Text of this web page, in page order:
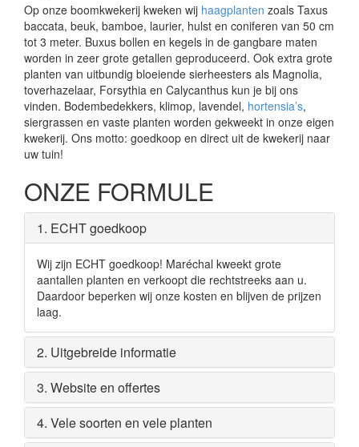
Op onze boomkwekerij kweken wij haagplanten zoals Taxus
baccata, beuk, bamboe, laurier, hulst en coniferen van 50 cm
tot 3 meter. Buxus bollen en kegels in de gangbare maten
worden in zeer grote getallen geproduceerd. Ook extra grote
planten van uitbundig bloeiende sierheesters als Magnolia,
toverhazelaar, Forsythia en Calycanthus kun je bij ons
vinden. Bodembedekkers, klimop, lavendel, hortensia’s,
siergrassen en vaste planten worden gekweekt in onze eigen
kwekerij. Ons motto: goedkoop en direct uit de kwekerij naar
uw tuin!
ONZE FORMULE
1. ECHT goedkoop
Wij zijn ECHT goedkoop! Maréchal kweekt grote
aantallen planten en verkoopt die rechtstreeks aan u.
Daardoor beperken wij onze kosten en blijven de prijzen
laag.
2. Uitgebreide informatie
3. Website en offertes
4. Vele soorten en vele planten